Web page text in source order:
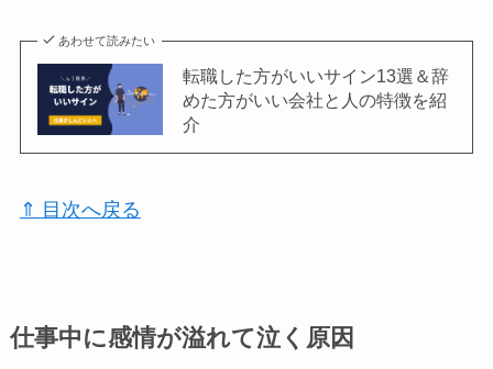
あわせて読みたい
転職した方がいいサイン13選＆辞
めた方がいい会社と人の特徴を紹
介
⇑ 目次へ戻る
仕事中に感情が溢れて泣く原因